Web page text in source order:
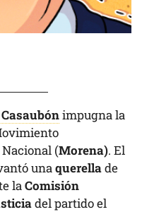
impugna la
(Morena). El
unaquerellade
laComisión
del partido el